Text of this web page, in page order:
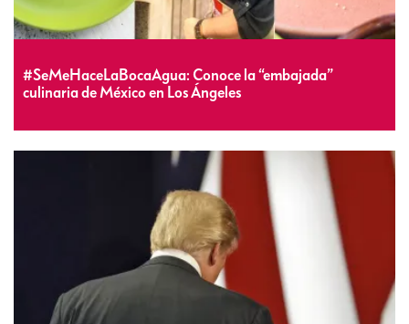
#SeMeHaceLaBocaAgua: Conoce la “embajada”
culinaria de México en Los Ángeles